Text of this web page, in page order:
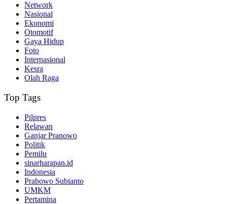
Network
Nasional
Ekonomi
Otomotif
Gaya Hidup
Foto
Internasional
Kesra
Olah Raga
Top Tags
Pilpres
Relawan
Ganjar Pranowo
Politik
Pemilu
sinarharapan.id
Indonesia
Prabowo Subianto
UMKM
Pertamina